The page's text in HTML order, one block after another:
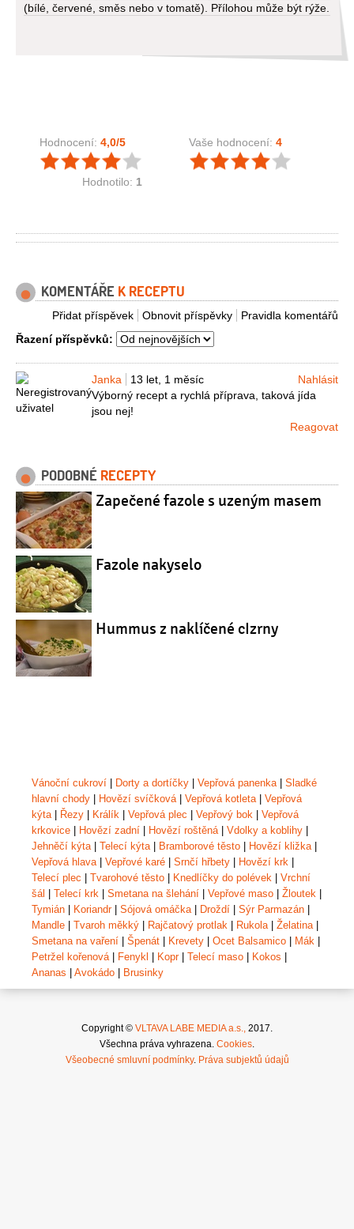
(bílé, červené, směs nebo v tomatě). Přílohou může být rýže.
Hodnocení: 4,0/5
Hodnotilo: 1
Vaše hodnocení: 4
KOMENTÁŘE K RECEPTU
Pravidla komentářů
Obnovit příspěvky
Přidat příspěvek
Řazení příspěvků:
Janka 13 let, 1 měsíc
Nahlásit
Výborný recept a rychlá příprava, taková jída
jsou nej!
Reagovat
PODOBNÉ RECEPTY
Zapečené fazole s uzeným masem
Fazole nakyselo
Hummus z naklíčené cIzrny
Vánoční cukroví Dorty a dortíčky Vepřová panenka| Sladké
hlavní chody
Hovězí svíčková| Vepřová kotleta| Vepřová
kýta| Řezy Králík Vepřová plec Vepřový bok
Vepřová
krkovice
Hovězí zadní Hovězí roštěná| Vdolky a koblihy
Jehněčí kýta| Telecí kýta| Bramborové těsto Hovězí kližka|
Vepřová hlava| Vepřové karé Srnčí hřbety Hovězí krk
Telecí plec
Tvarohové těsto Knedlíčky do polévek
Vrchní
šál
Telecí krk Smetana na šlehání Vepřové maso Žloutek
Tymián
Koriandr| Sójová omáčka| Droždí Sýr Parmazán
Mandle
Tvaroh měkký Rajčatový protlak Rukola| Želatina|
Smetana na vaření
Špenát Krevety Ocet Balsamico Mák
Petržel kořenová| Fenykl Kopr| Telecí maso Kokos
Ananas
Avokádo Brusinky
Copyright © VLTAVA LABE MEDIA a.s., 2017.
Všechna práva vyhrazena. Cookies.
Všeobecné smluvní podmínky. Práva subjektů údajů